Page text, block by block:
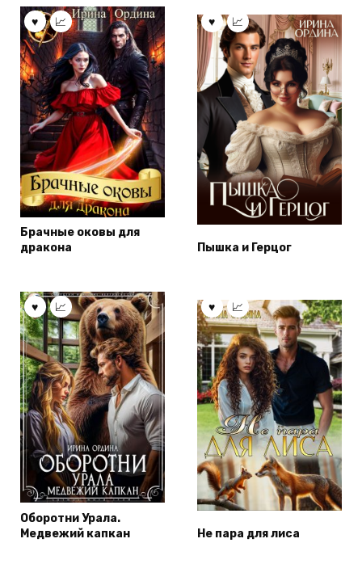
Брачные оковы для
дракона
Пышка и Герцог
Оборотни Урала.
Медвежий капкан
Не пара для лиса